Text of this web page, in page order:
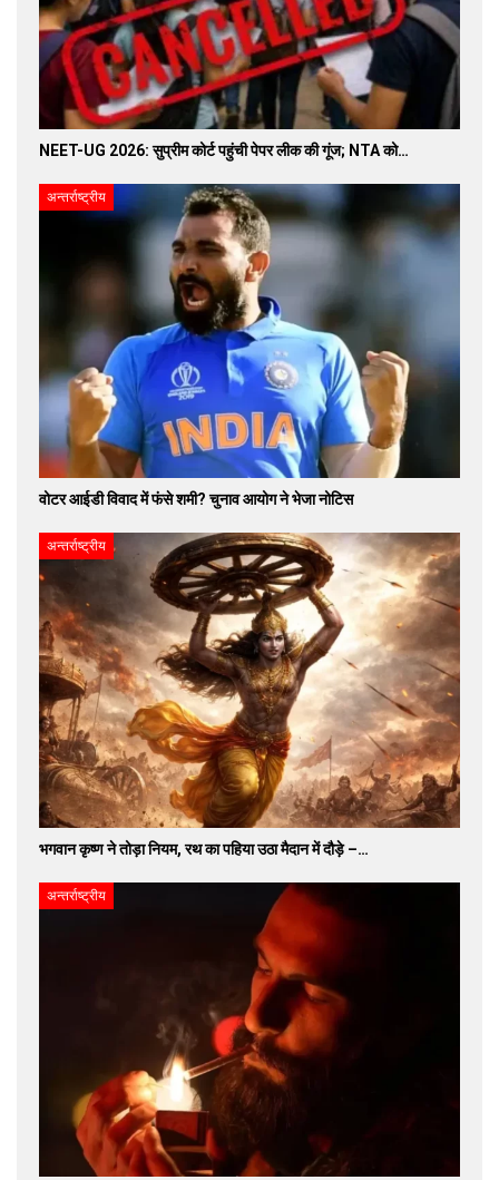
NEET-UG 2026: सुप्रीम कोर्ट पहुंची पेपर लीक की गूंज; NTA को…
अन्तर्राष्ट्रीय
वोटर आईडी विवाद में फंसे शमी? चुनाव आयोग ने भेजा नोटिस
अन्तर्राष्ट्रीय
भगवान कृष्ण ने तोड़ा नियम, रथ का पहिया उठा मैदान में दौड़े –…
अन्तर्राष्ट्रीय